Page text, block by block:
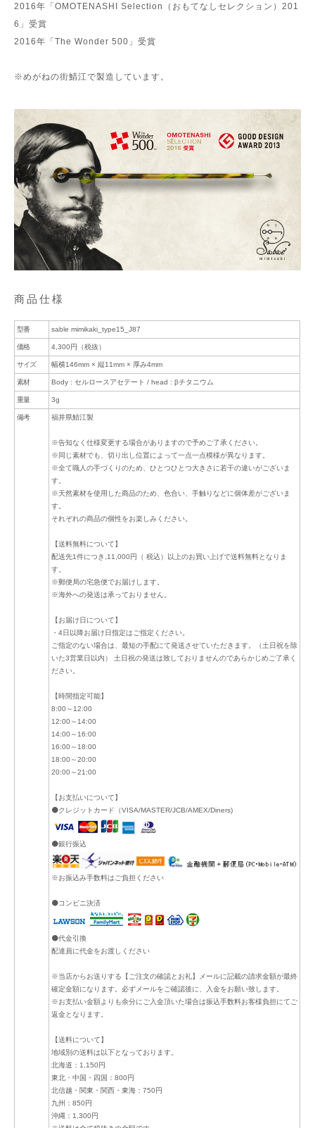
2016年「OMOTENASHI Selection（おもてなしセレクション）201
6」受賞
2016年「The Wonder 500」受賞
※めがねの街鯖江で製造しています。
商品仕様
型番 sable mimikaki_type15_J87
価格 4,300円（税抜）
サイズ 幅横146mm × 縦11mm × 厚み4mm
素材 Body : セルロースアセテート / head : βチタニウム
重量 3g
備考 福井県鯖江製
※告知なく仕様変更する場合がありますので予めご了承ください。
※同じ素材でも、切り出し位置によって一点一点模様が異なります。
※全て職人の手づくりのため、ひとつひとつ大きさに若干の違いがございま
す。
※天然素材を使用した商品のため、色合い、手触りなどに個体差がございま
す。
それぞれの商品の個性をお楽しみください。
【送料無料について】
配送先1件につき,11,000円（ 税込）以上のお買い上げで送料無料となりま
す。
※郵便局の宅急便でお届けします。
※海外への発送は承っておりません。
【お届け日について】
・4日以降お届け日指定はご指定ください。
ご指定のない場合は、最短の手配にて発送させていただきます。（土日祝を除
いた3営業日以内） 土日祝の発送は致しておりませんのであらかじめご了承く
ださい。
【時間指定可能】
8:00～12:00
12:00～14:00
14:00～16:00
16:00～18:00
18:00～20:00
20:00～21:00
【お支払いについて】
⚫クレジットカード（VISA/MASTER/JCB/AMEX/Diners)
⚫銀行振込
※お振込み手数料はご負担ください
⚫コンビニ決済
⚫代金引換
配達員に代金をお渡しください
※当店からお送りする【ご注文の確認とお礼】メールに記載の請求金額が最終
確定金額になります。必ずメールをご確認後に、入金をお願い致します。
※お支払い金額よりも余分にご入金頂いた場合は振込手数料お客様負担にてご
返金となります。
【送料について】
地域別の送料は以下となっております。
北海道：1,150円
東北・中国・四国：800円
北信越・関東・関西・東海：750円
九州：850円
沖縄：1,300円